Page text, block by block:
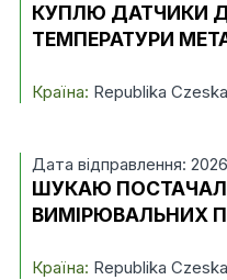
КУПЛЮ ДАТЧИКИ
ТЕМПЕРАТУРИ
Країна: Republika Czeska
Дата відправлення:
ШУКАЮ
ВИМІРЮВАЛЬНИХ
Країна: Republika Czeska